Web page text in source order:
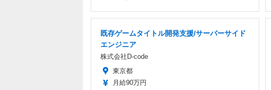
既存ゲームタイトル開発支援/サーバーサイド
エンジニア
株式会社D-code
東京都
月給90万円